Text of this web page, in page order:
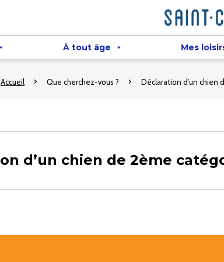
À tout âge Mes
Accueil Que cherchez-vous ? Déclaration d’un chien
d’un chien de 2ème